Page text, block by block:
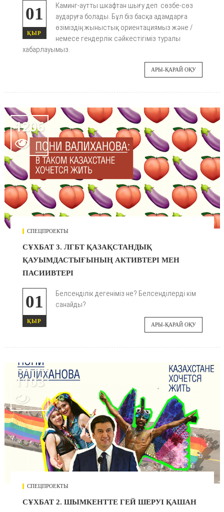
01
ҚЫР
Каминг-аутты шкафтан шығу деп сөзбе-сөз
аударуға болады. Бұл біз басқа адамдарға
өзіміздің жыныстық ориентациямыз және /
немесе гендерлік сәйкестігіміз туралы
хабарлауымыз.
АРЫ-ҚАРАЙ ОҚУ
1206

СПЕЦПРОЕКТЫ
СҰХБАТ 3. ЛГБТ ҚАЗАҚСТАНДЫҚ
ҚАУЫМДАСТЫҒЫНЫҢ АКТИВТЕРІ МЕН
ПАСИИВТЕРІ
01
ҚЫР
Белсенділік дегеніміз не? Белсенділерді кім
санайды?
АРЫ-ҚАРАЙ ОҚУ
1103

СПЕЦПРОЕКТЫ
СҰХБАТ 2. ШЫМКЕНТТЕ ГЕЙ ШЕРУІ ҚАШАН